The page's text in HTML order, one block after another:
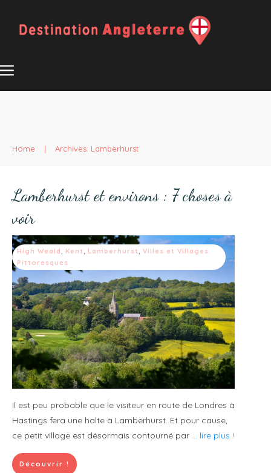
Home | Archives: Lamberhurst
Lamberhurst et environs : 7 choses à
voir
High Weald Kent Lamberhurst
Villes et Villages
Pittoresques
Il est peu probable que le visiteur en route de Londres à
Hastings fera une halte à Lamberhurst. Et pour cause,
ce petit village est désormais contourné par ... lire plus !
Découvrir !